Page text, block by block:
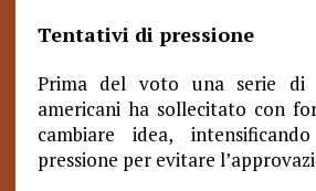
Tentativi di pressione
Prima del voto una serie di
americani ha sollecitato con
cambiare idea,
pressione per evitare